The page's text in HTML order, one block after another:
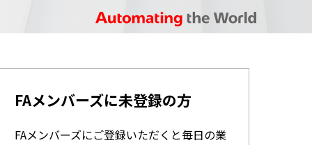
FAメンバーズに未登録の方
FAメンバーズにご登録いただくと毎日の業